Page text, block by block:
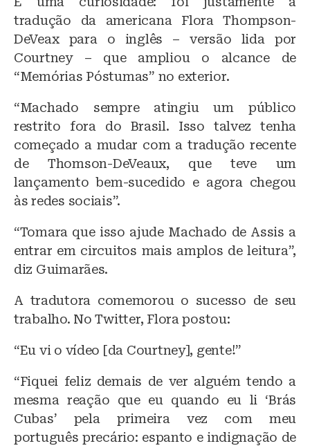
tradução da americana Flora Thompson-
DeVeax para o inglês – versão lida por
Courtney – que ampliou o alcance de
“Memórias Póstumas” no exterior.
“Machado sempre atingiu um público
restrito fora do Brasil. Isso talvez tenha
começado a mudar com a tradução recente
de Thomson-DeVeaux, que teve um
lançamento bem-sucedido e agora chegou
às redes sociais”.
“Tomara que isso ajude Machado de Assis a
entrar em circuitos mais amplos de leitura”,
diz Guimarães.
A tradutora comemorou o sucesso de seu
trabalho. No Twitter, Flora postou:
“Eu vi o vídeo [da Courtney], gente!”
“Fiquei feliz demais de ver alguém tendo a
mesma reação que eu quando eu li ‘Brás
Cubas’ pela primeira vez com meu
português precário: espanto e indignação de